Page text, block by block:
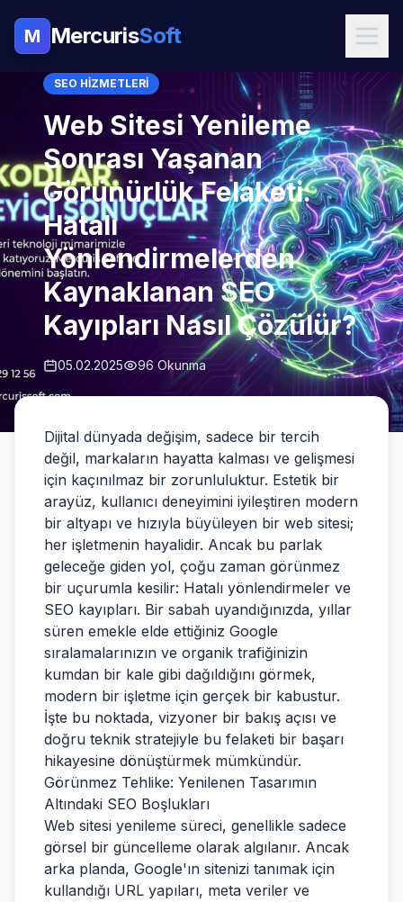
M MercurisSoft
SEO HIZMETLERI
Web Sitesi Yenileme
Sonrası Yaşanan
Görünürlük Felaketi:
Hatalı
Yönlendirmelerden
Kaynaklanan SEO
Kayıpları Nasıl Çözülür?
05.02.2025 96 Okunma
Dijital dünyada değişim, sadece bir tercih
değil, markaların hayatta kalması ve gelişmesi
için kaçınılmaz bir zorunluluktur. Estetik bir
arayüz, kullanıcı deneyimini iyileştiren modern
bir altyapı ve hızıyla büyüleyen bir web sitesi;
her işletmenin hayalidir. Ancak bu parlak
geleceğe giden yol, çoğu zaman görünmez
bir uçurumla kesilir: Hatalı yönlendirmeler ve
SEO kayıpları. Bir sabah uyandığınızda, yıllar
süren emekle elde ettiğiniz Google
sıralamalarınızın ve organik trafiğinizin
kumdan bir kale gibi dağıldığını görmek,
modern bir işletme için gerçek bir kabustur.
İşte bu noktada, vizyoner bir bakış açısı ve
doğru teknik stratejiyle bu felaketi bir başarı
hikayesine dönüştürmek mümkündür.
Görünmez Tehlike: Yenilenen Tasarımın
Altındaki SEO Boşlukları
Web sitesi yenileme süreci, genellikle sadece
görsel bir güncelleme olarak algılanır. Ancak
arka planda, Google'ın sitenizi tanımak için
kullandığı URL yapıları, meta veriler ve